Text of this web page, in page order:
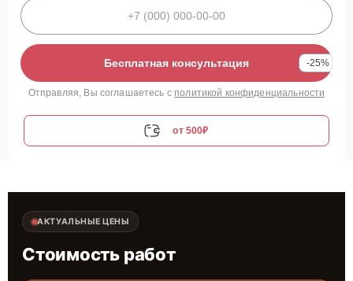
Бесплатная консультация -25%
Отправляя, Вы соглашаетесь с политикой конфиденциальности
от 500₽
АКТУАЛЬНЫЕ ЦЕНЫ
Стоимость работ